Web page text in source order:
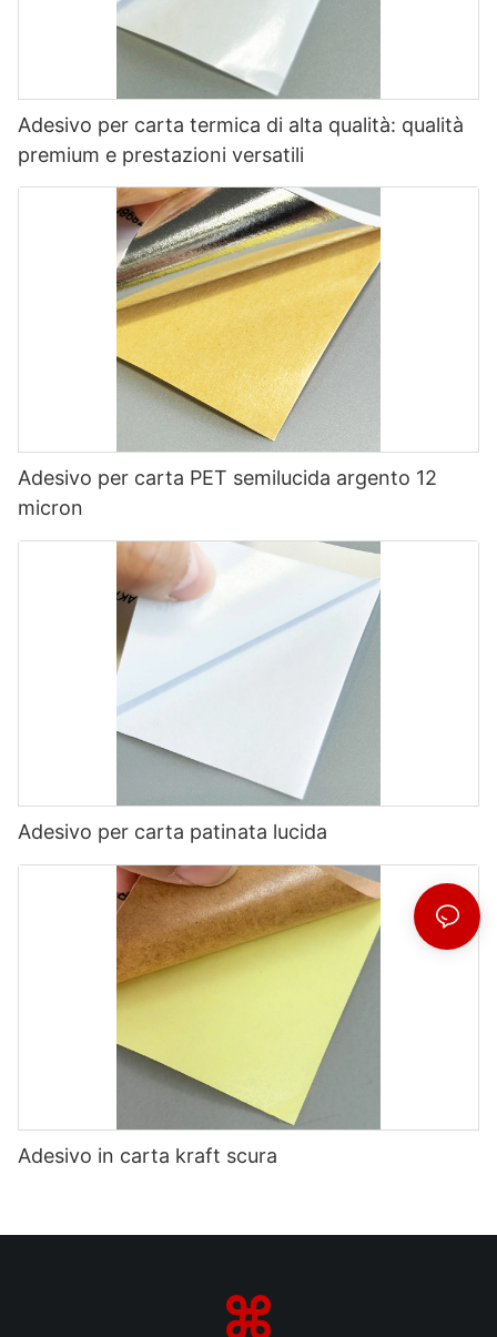
Adesivo per carta termica di alta qualità: qualità
premium e prestazioni versatili
Adesivo per carta PET semilucida argento 12
micron
Adesivo per carta patinata lucida
Adesivo in carta kraft scura